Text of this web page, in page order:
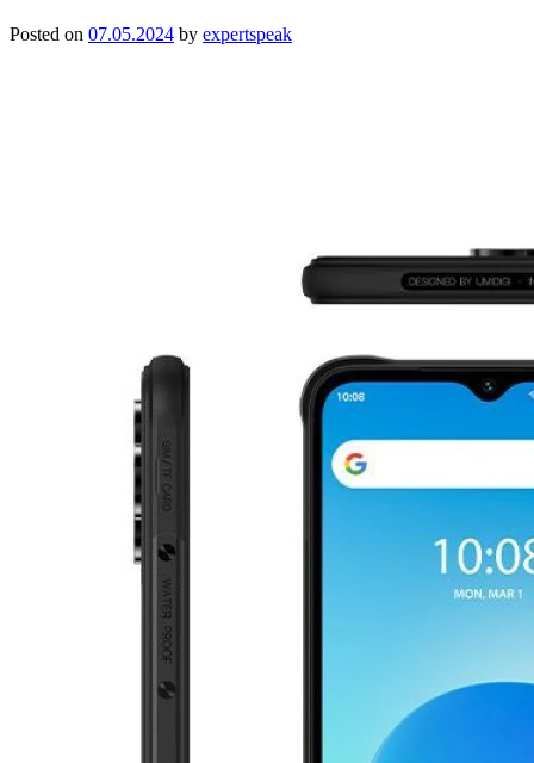
Posted on 07.05.2024 by expertspeak